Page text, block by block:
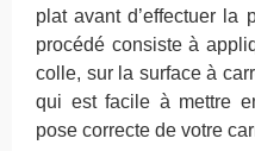
plat avant d’effectuer la
procédé consiste à
colle, sur la surface à
qui est facile à mettre
pose correcte de votre